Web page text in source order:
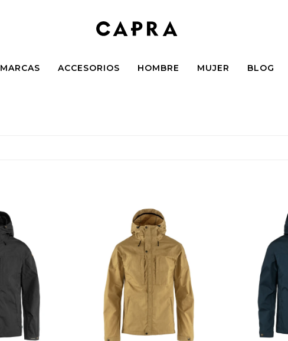
MARCAS ACCESORIOS HOMBRE MUJER BLOG